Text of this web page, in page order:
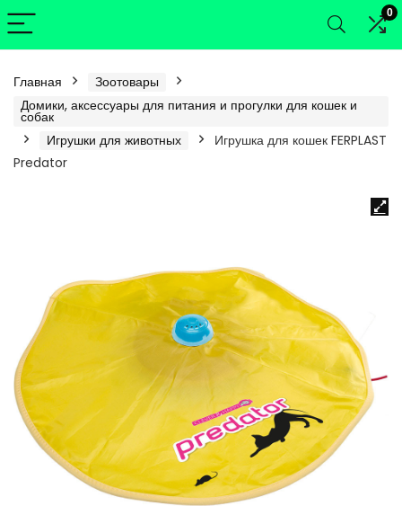
0
Главная
Зоотовары
Домики, аксессуары для питания и прогулки для кошек и
собак
Игрушки для животных
Игрушка для кошек FERPLAST
Predator